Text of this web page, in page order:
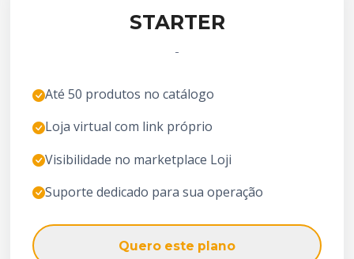
STARTER
-
Até 50 produtos no catálogo
Loja virtual com link próprio
Visibilidade no marketplace Loji
Suporte dedicado para sua operação
Quero este plano